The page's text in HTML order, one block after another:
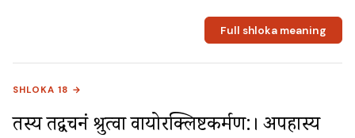
Full shloka meaning
SHLOKA 18 →
तस्य तद्वचनं श्रुत्वा वायोरक्लिष्टकर्मण:। अपहास्य